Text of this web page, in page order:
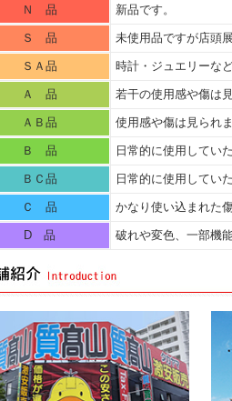
Ｎ 品 新品です。
Ｓ 品 未使用品ですが店頭
ＳＡ品 時計・ジュエリーな
Ａ 品 若干の使用感や傷は
ＡＢ品 使用感や傷は見られ
Ｂ 品 日常的に使用してい
ＢＣ品 日常的に使用してい
Ｃ 品 かなり使い込まれた
D 品 破れや変色、一部機